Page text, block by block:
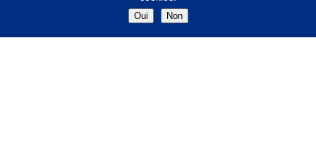
Oui Non